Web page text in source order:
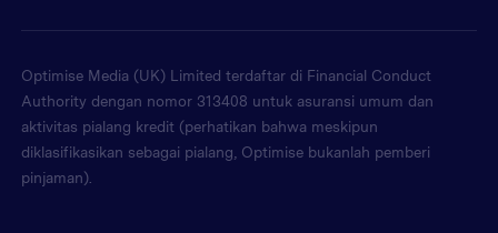
Optimise Media (UK) Limited terdaftar di Financial Conduct
Authority dengan nomor 313408 untuk asuransi umum dan
aktivitas pialang kredit (perhatikan bahwa meskipun
diklasifikasikan sebagai pialang, Optimise bukanlah pemberi
pinjaman).